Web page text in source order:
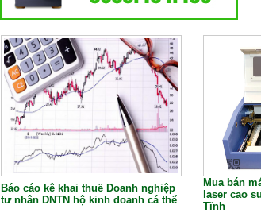
Báo cáo kê khai thuế Doanh nghiệp
tư nhân DNTN hộ kinh doanh cá thể
Mua bán
laser cao
Tĩnh